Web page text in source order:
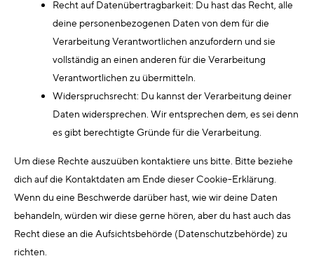
Recht auf Datenübertragbarkeit: Du hast das Recht, alle
deine personenbezogenen Daten von dem für die
Verarbeitung Verantwortlichen anzufordern und sie
vollständig an einen anderen für die Verarbeitung
Verantwortlichen zu übermitteln.
Widerspruchsrecht: Du kannst der Verarbeitung deiner
Daten widersprechen. Wir entsprechen dem, es sei denn
es gibt berechtigte Gründe für die Verarbeitung.
Um diese Rechte auszuüben kontaktiere uns bitte. Bitte beziehe
dich auf die Kontaktdaten am Ende dieser Cookie-Erklärung.
Wenn du eine Beschwerde darüber hast, wie wir deine Daten
behandeln, würden wir diese gerne hören, aber du hast auch das
Recht diese an die Aufsichtsbehörde (Datenschutzbehörde) zu
richten.